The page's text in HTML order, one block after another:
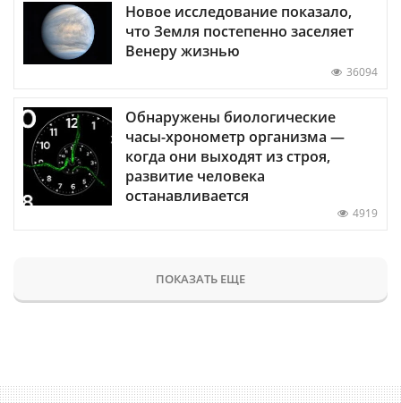
Новое исследование показало,
что Земля постепенно заселяет
Венеру жизнью
36094
Обнаружены биологические
часы-хронометр организма —
когда они выходят из строя,
развитие человека
останавливается
4919
ПОКАЗАТЬ ЕЩЕ